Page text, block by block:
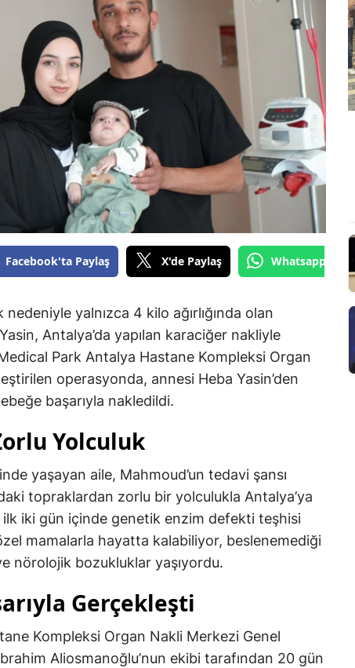
Facebook'ta Paylaş X'de Paylaş Whatsapp'tan
yalnızca 4 kilo ağırlığında olan
Antalya’da yapılan karaciğer nakliyle
Park Antalya Hastane Kompleksi Organ
operasyonda, annesi Heba Yasin’den
başarıyla nakledildi.
Yolculuk
yaşayan aile, Mahmoud’un tedavi şansı
topraklardan zorlu bir yolculukla Antalya’ya
ilk iki gün içinde genetik enzim defekti teşhisi
mamalarla hayatta kalabiliyor, beslenemediği
nörolojik bozukluklar yaşıyordu.
Gerçekleşti
Kompleksi Organ Nakli Merkezi Genel
Aliosmanoğlu’nun ekibi tarafından 20 gün